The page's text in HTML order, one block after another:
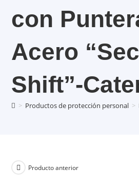
con
Acero
Shift”-
> Productos de protección personal >
Producto anterior